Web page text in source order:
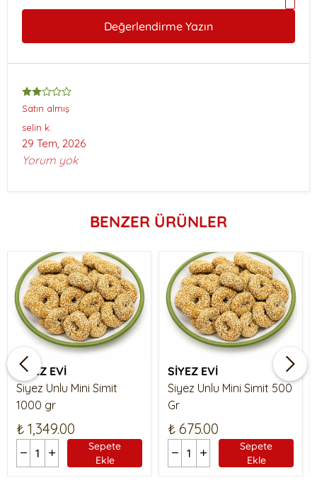
Değerlendirme Yazın
Satın almış
selin k.
29 Tem, 2026
Yorum yok
BENZER ÜRÜNLER
SİYEZ EVİ
Siyez Unlu Mini Simit
1000 gr
₺ 1,349.00
Sepete
Ekle
SİYEZ EVİ
Siyez Unlu Mini Simit 500
Gr
₺ 675.00
Sepete
Ekle